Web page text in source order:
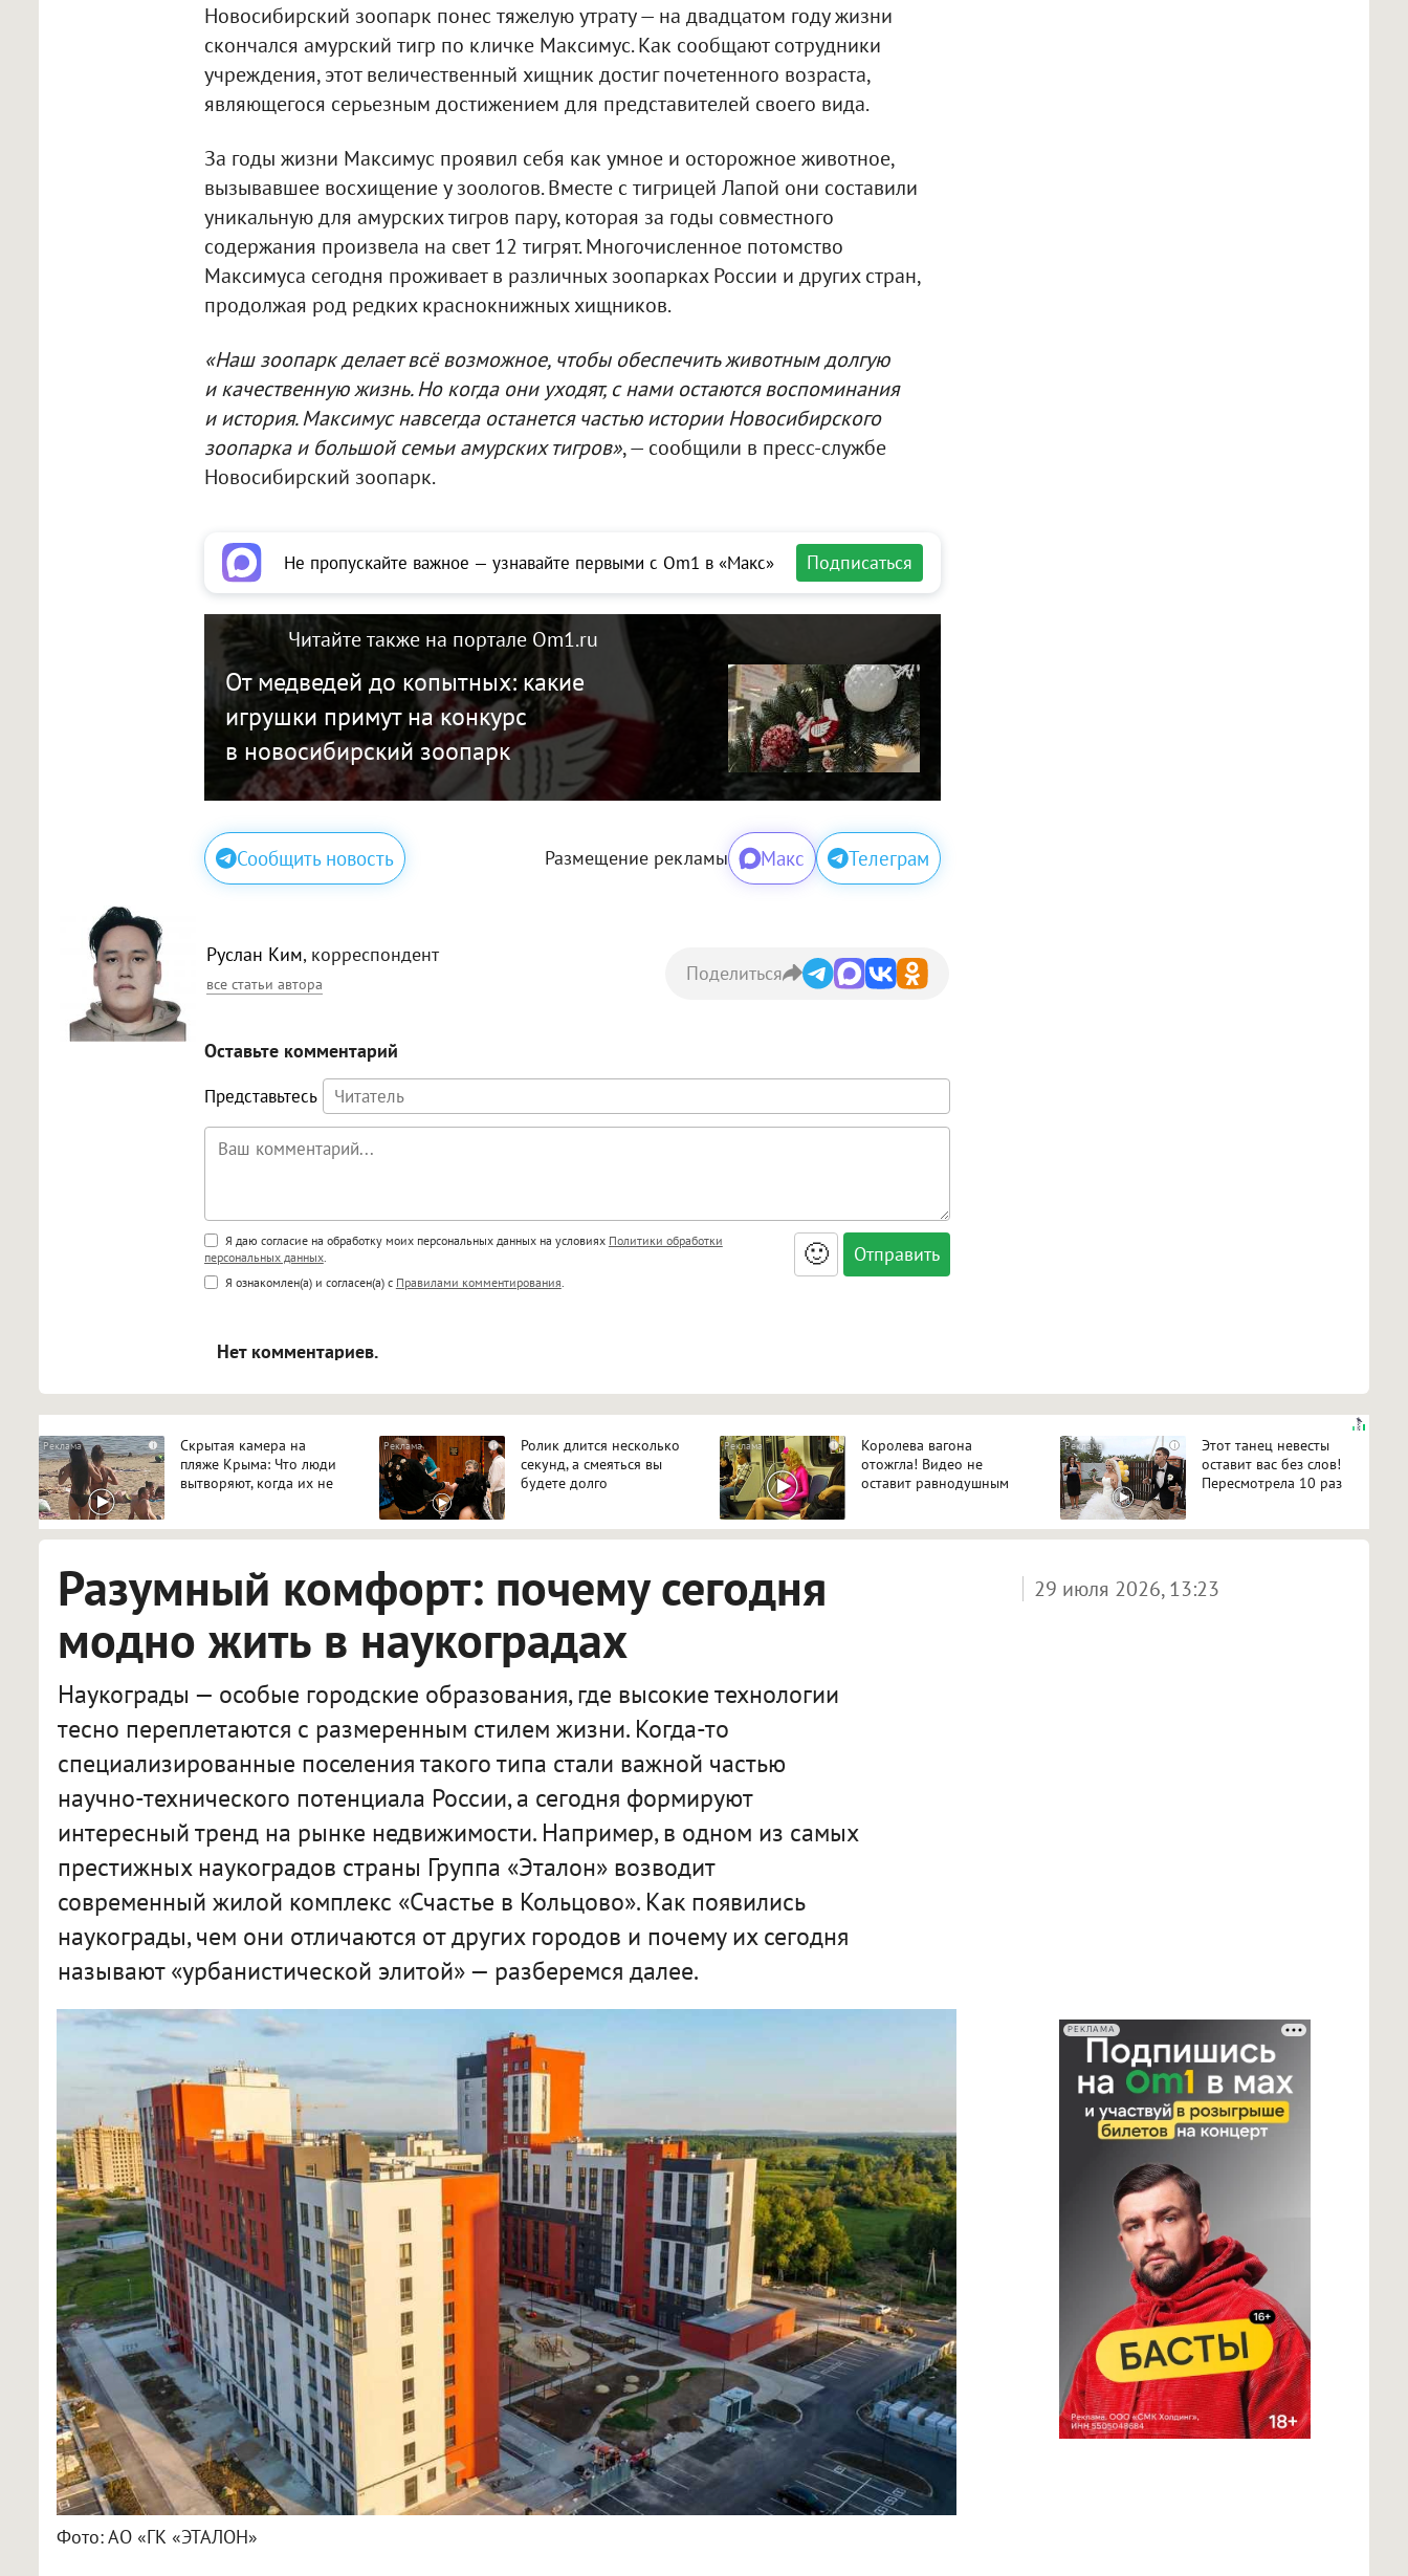
Новосибирский зоопарк понес тяжелую утрату — на двадцатом году жизни
скончался амурский тигр по кличке Максимус. Как сообщают сотрудники
учреждения, этот величественный хищник достиг почетенного возраста,
являющегося серьезным достижением для представителей своего вида.
За годы жизни Максимус проявил себя как умное и осторожное животное,
вызывавшее восхищение у зоологов. Вместе с тигрицей Лапой они составили
уникальную для амурских тигров пару, которая за годы совместного
содержания произвела на свет 12 тигрят. Многочисленное потомство
Максимуса сегодня проживает в различных зоопарках России и других стран,
продолжая род редких краснокнижных хищников.
«Наш зоопарк делает всё возможное, чтобы обеспечить животным долгую
и качественную жизнь. Но когда они уходят, с нами остаются воспоминания
и история. Максимус навсегда останется частью истории Новосибирского
зоопарка и большой семьи амурских тигров», — сообщили в пресс-службе
Новосибирский зоопарк.
Не пропускайте важное — узнавайте первыми с Om1 в «Макс» Подписаться
Читайте также на портале Om1.ru
От медведей до копытных: какие
игрушки примут на конкурс
в новосибирский зоопарк
Сообщить новость Размещение рекламы Макс Телеграм
Руслан Ким, корреспондент
все статьи автора Поделиться
Оставьте комментарий
Представьтесь
Поддержка HTML
<b>, <strong>, <u>, <i>, <em>, <s>, <big>, <small>, <sup>, <sub>, <pre>, <ul>, <ol>, <li>,
<blockquote>, <code> экранирует HTML, адреса URL автоматически становятся ссылками, и
Я даю согласие на обработку моих персональных данных на условиях Политики обработки
персональных данных.
Я ознакомлен(а) и согласен(а) с Правилами комментирования
🙂
Нет комментариев.
i
Скрытая камера на
пляже Крыма: Что люди
вытворяют, когда их не
i
Ролик длится несколько
секунд, а смеяться вы
будете долго
i
Королева вагона
отожгла! Видео не
оставит равнодушным
i
Этот танец невесты
оставит вас без слов!
Пересмотрела 10 раз
Разумный комфорт: почему сегодня
модно жить в наукоградах
Наукограды — особые городские образования, где высокие технологии
тесно переплетаются с размеренным стилем жизни. Когда-то
специализированные поселения такого типа стали важной частью
научно-технического потенциала России, а сегодня формируют
интересный тренд на рынке недвижимости. Например, в одном из самых
престижных наукоградов страны Группа «Эталон» возводит
современный жилой комплекс «Счастье в Кольцово». Как появились
наукограды, чем они отличаются от других городов и почему их сегодня
называют «урбанистической элитой» — разберемся далее.
29 июля 2026, 13:23
РЕКЛАМА
Фото: АО «ГК «ЭТАЛОН»